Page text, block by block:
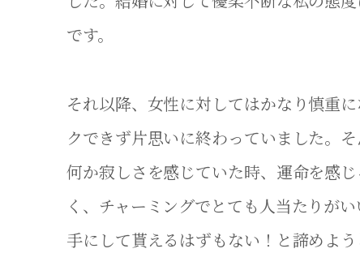
です。
それ以降、女性に対してはかなり慎重
クできず片思いに終わっていました。
何か寂しさを感じていた時、運命を感
く、チャーミングでとても人当たりが
手にして貰えるはずもない！と諦めよ